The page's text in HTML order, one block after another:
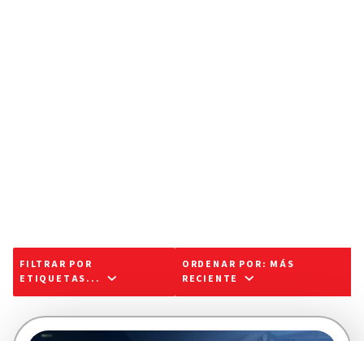
FILTRAR POR
ETIQUETAS...
ORDENAR POR: MÁS
RECIENTE